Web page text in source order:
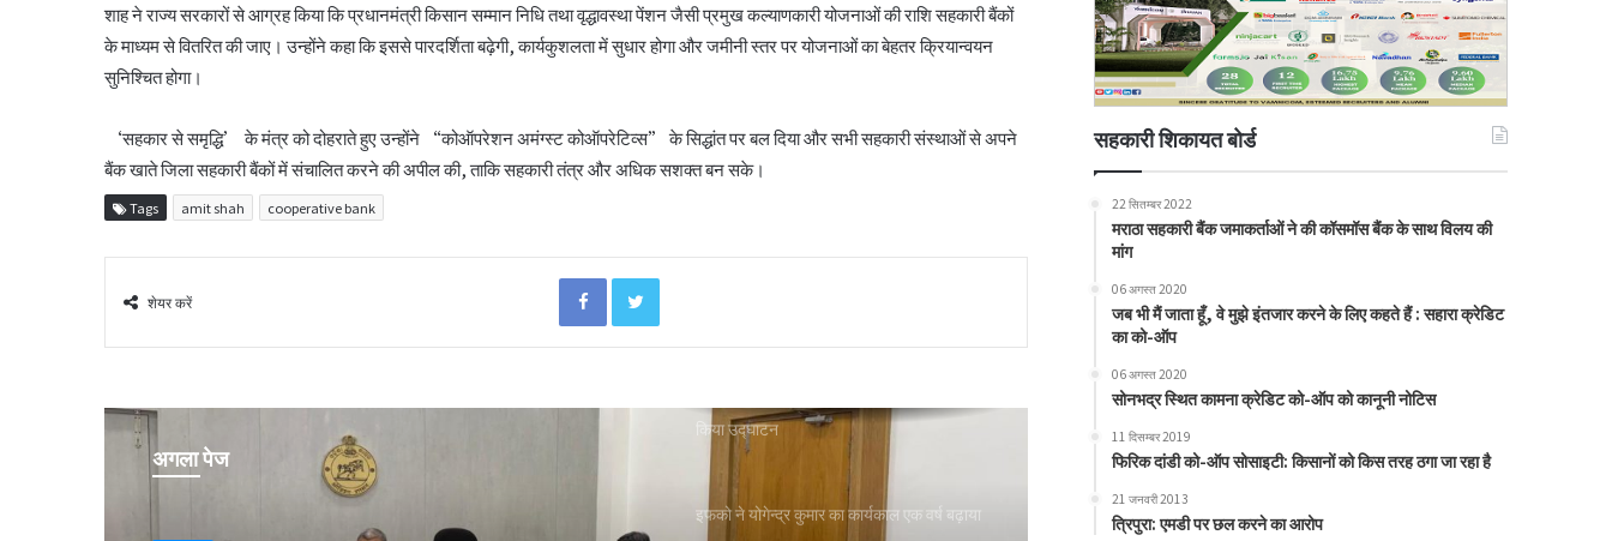
शाह ने राज्य सरकारों से आग्रह किया कि प्रधानमंत्री किसान सम्मान निधि तथा वृद्धावस्था पेंशन जैसी प्रमुख कल्याणकारी योजनाओं की राशि सहकारी बैंकों
के माध्यम से वितरित की जाए। उन्होंने कहा कि इससे पारदर्शिता बढ़ेगी, कार्यकुशलता में सुधार होगा और जमीनी स्तर पर योजनाओं का बेहतर क्रियान्वयन
सुनिश्चित होगा।
‘सहकार से समृद्धि’ के मंत्र को दोहराते हुए उन्होंने “कोऑपरेशन अमंग्स्ट कोऑपरेटिव्स” के सिद्धांत पर बल दिया और सभी सहकारी संस्थाओं से अपने
बैंक खाते जिला सहकारी बैंकों में संचालित करने की अपील की, ताकि सहकारी तंत्र और अधिक सशक्त बन सके।
Tags amit shah cooperative bank
शेयर करें
FacebookTwitter
अगला पेज
शाह ने जामनगर डीसीसीबी के ‘सहकार भवन’ का
किया उद्घाटन
इफको ने योगेन्द्र कुमार का कार्यकाल एक वर्ष बढ़ाया
सहकारी शिकायत बोर्ड
22 सितम्बर 2022
मराठा सहकारी बैंक जमाकर्ताओं ने की कॉसमॉस बैंक के साथ विलय की
मांग
06 अगस्त 2020
जब भी मैं जाता हूँ, वे मुझे इंतजार करने के लिए कहते हैं : सहारा क्रेडिट
का को-ऑप
06 अगस्त 2020
सोनभद्र स्थित कामना क्रेडिट को-ऑप को कानूनी नोटिस
11 दिसम्बर 2019
फिरिक दांडी को-ऑप सोसाइटी: किसानों को किस तरह ठगा जा रहा है
21 जनवरी 2013
त्रिपुरा: एमडी पर छल करने का आरोप